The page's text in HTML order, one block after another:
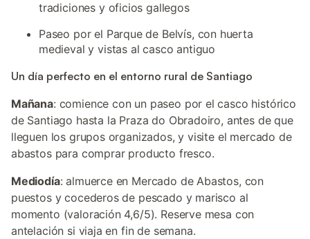
tradiciones y oficios gallegos
Paseo por el Parque de Belvís, con huerta
medieval y vistas al casco antiguo
Un día perfecto en el entorno rural de Santiago
Mañana: comience con un paseo por el casco histórico
de Santiago hasta la Praza do Obradoiro, antes de que
lleguen los grupos organizados, y visite el mercado de
abastos para comprar producto fresco.
Mediodía: almuerce en Mercado de Abastos, con
puestos y cocederos de pescado y marisco al
momento (valoración 4,6/5). Reserve mesa con
antelación si viaja en fin de semana.